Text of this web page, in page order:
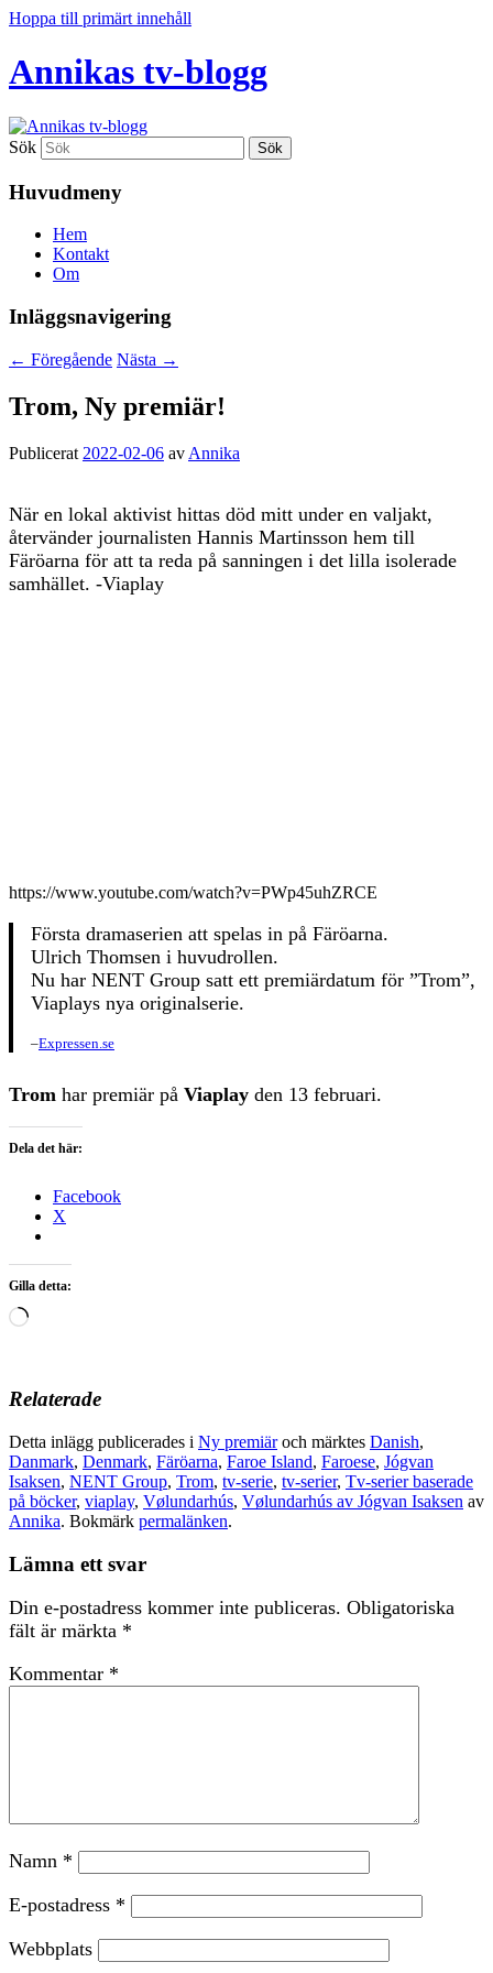
Hoppa till primärt innehåll
Annikas tv-blogg
Sök
Huvudmeny
Hem
Kontakt
Om
Inläggsnavigering
← Föregående Nästa →
Trom, Ny premiär!
Publicerat 2022-02-06 av Annika
När en lokal aktivist hittas död mitt under en valjakt,
återvänder journalisten Hannis Martinsson hem till
Färöarna för att ta reda på sanningen i det lilla isolerade
samhället. -Viaplay
https://www.youtube.com/watch?v=PWp45uhZRCE
Första dramaserien att spelas in på Färöarna.
Ulrich Thomsen i huvudrollen.
Nu har NENT Group satt ett premiärdatum för ”Trom”,
Viaplays nya originalserie.
–Expressen.se
Trom har premiär på Viaplay den 13 februari.
Dela det här:
Facebook
X
Gilla detta:
Laddar
Relaterade
Detta inlägg publicerades i Ny premiäroch märktes Danish,
Danmark, Denmark, Färöarna, Faroe Island, Faroese, Jógvan
Isaksen, NENT Group, Trom, tv-serie, tv-serier, Tv-serier baserade
på böcker, viaplay, Vølundarhús, Vølundarhús av Jógvan Isaksen av
Annika. Bokmärk permalänken.
Lämna ett svar
Din e-postadress kommer inte publiceras. Obligatoriska
fält är märkta *
Kommentar *
Namn *
E-postadress *
Webbplats